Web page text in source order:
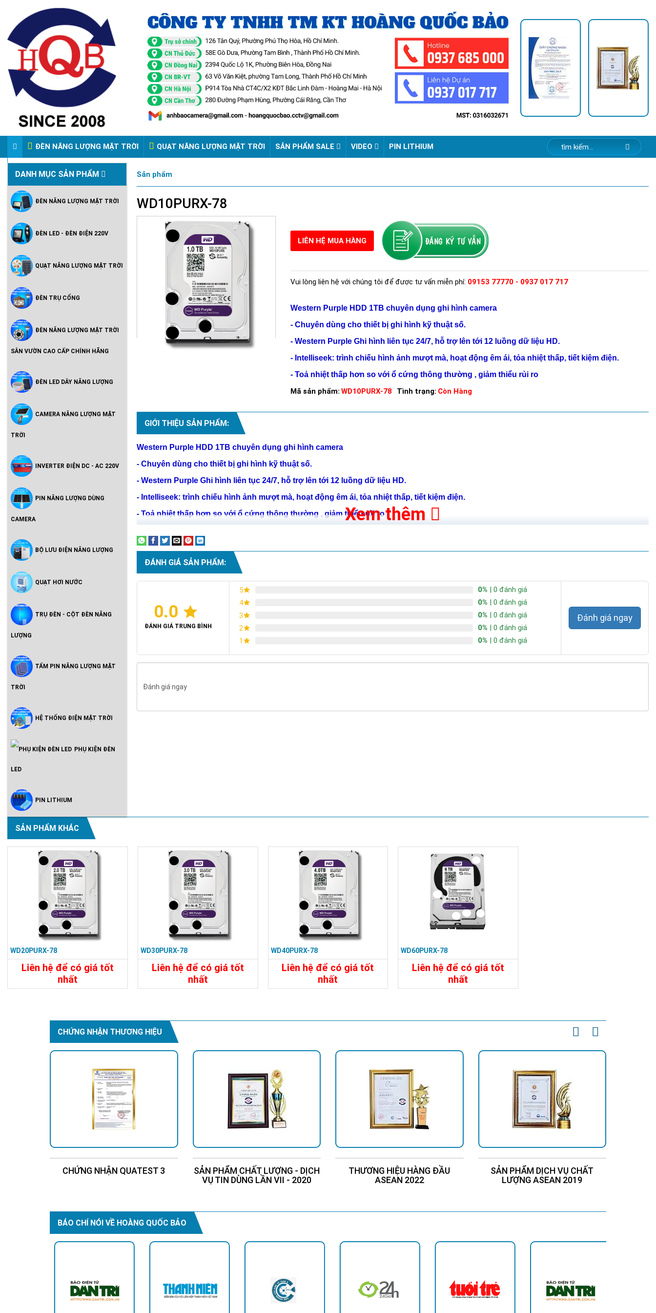
ĐÈN NĂNG LƯỢNG MẶT TRỜI QUẠT NĂNG LƯỢNG MẶT TRỜI SẢN PHẨM SALE VIDEO PIN LITHIUM
VIDEO ĐÈN PHA ĐIỆN 220V
DANH MỤC SẢN PHẨM
ĐÈN NĂNG LƯỢNG MẶT TRỜI
Vườn Cao Cấp Chính Hãng
ĐÈN LED - ĐÈN ĐIỆN 220V
Hoàng Quốc Bảo - Độ Sáng Cao,
QUẠT NĂNG LƯỢNG MẶT TRỜI
ĐÈN TRỤ CỔNG
ĐÈN NĂNG LƯỢNG MẶT TRỜI
SÂN VƯỜN CAO CẤP CHÍNH HÃNG
ĐÈN LED DÂY NĂNG LƯỢNG
CAMERA NĂNG LƯỢNG MẶT
TRỜI
INVERTER ĐIỆN DC - AC 220V
PIN NĂNG LƯỢNG DÙNG
CAMERA
BỘ LƯU ĐIỆN NĂNG LƯỢNG
QUẠT HƠI NƯỚC
TRỤ ĐÈN - CỘT ĐÈN NĂNG
LƯỢNG
TẤM PIN NĂNG LƯỢNG MẶT
TRỜI
HỆ THỐNG ĐIỆN MẶT TRỜI
Inveter Hòa Lưới Có Lưu Trữ -
PHỤ KIỆN ĐÈN
LED
PIN LITHIUM
Sản phẩm
WD10PURX-78
LIÊN HỆ MUA HÀNG
Vui lòng liên hệ với chúng tôi để được tư vấn miễn phí: 09153 77770 - 0937 017 717
Western Purple HDD 1TB chuyên dụng ghi hình camera
- Chuyên dùng cho thiết bị ghi hình kỹ thuật số.
- Western PurpleGhi hình liên tục 24/7, hỗ trợ lên tới 12 luồng dữ liệu HD.
- Intelliseek: trình chiếu hình ảnh mượt mà, hoạt động êm ái, tỏa nhiệt thấp, tiết kiệm điện.
- Toả nhiệt thấp hơn so với ổ cứng thông thường , giảm thiểu rủi ro
Mã sản phẩm: WD10PURX-78 Tình trạng: Còn Hàng
GIỚI THIỆU SẢN PHẨM:
Western Purple HDD 1TB chuyên dụng ghi hình camera
- Chuyên dùng cho thiết bị ghi hình kỹ thuật số.
-Western Purple Ghi hình liên tục 24/7, hỗ trợ lên tới 12 luồng dữ liệu HD.
- Intelliseek: trình chiếu hình ảnh mượt mà, hoạt động êm ái, tỏa nhiệt thấp, tiết kiệm điện.
- Toả nhiệt thấp hơn so với ổ cứng thông thường , giảm thiểu rủi roXem thêm
ĐÁNH GIÁ SẢN PHẨM:
0.0
ĐÁNH GIÁ TRUNG BÌNH
5 0% | 0 đánh giá
4
0% | 0 đánh giá
3
0% | 0 đánh giá
2
0% | 0 đánh giá
1
0% | 0 đánh giá
Đánh giá ngay
Đánh giá ngay
SẢN PHẨM KHÁC
WD20PURX-78
Liên hệ để có giá tốt
nhất
WD30PURX-78
Liên hệ để có giá tốt
nhất
WD40PURX-78
Liên hệ để có giá tốt
nhất
WD60PURX-78
Liên hệ để có giá tốt
nhất
CHỨNG NHẬN THƯƠNG HIỆU
CHỨNG NHẬN QUATEST 3
SẢN PHẨM CHẤT LƯỢNG - DỊCH
VỤ TIN DÙNG LẦN VII - 2020
THƯƠNG HIỆU HÀNG ĐẦU
ASEAN 2022
SẢN PHẨM DỊCH VỤ CHẤT
LƯỢNG ASEAN 2019
BÁO CHÍ NÓI VỀ HOÀNG QUỐC BẢO